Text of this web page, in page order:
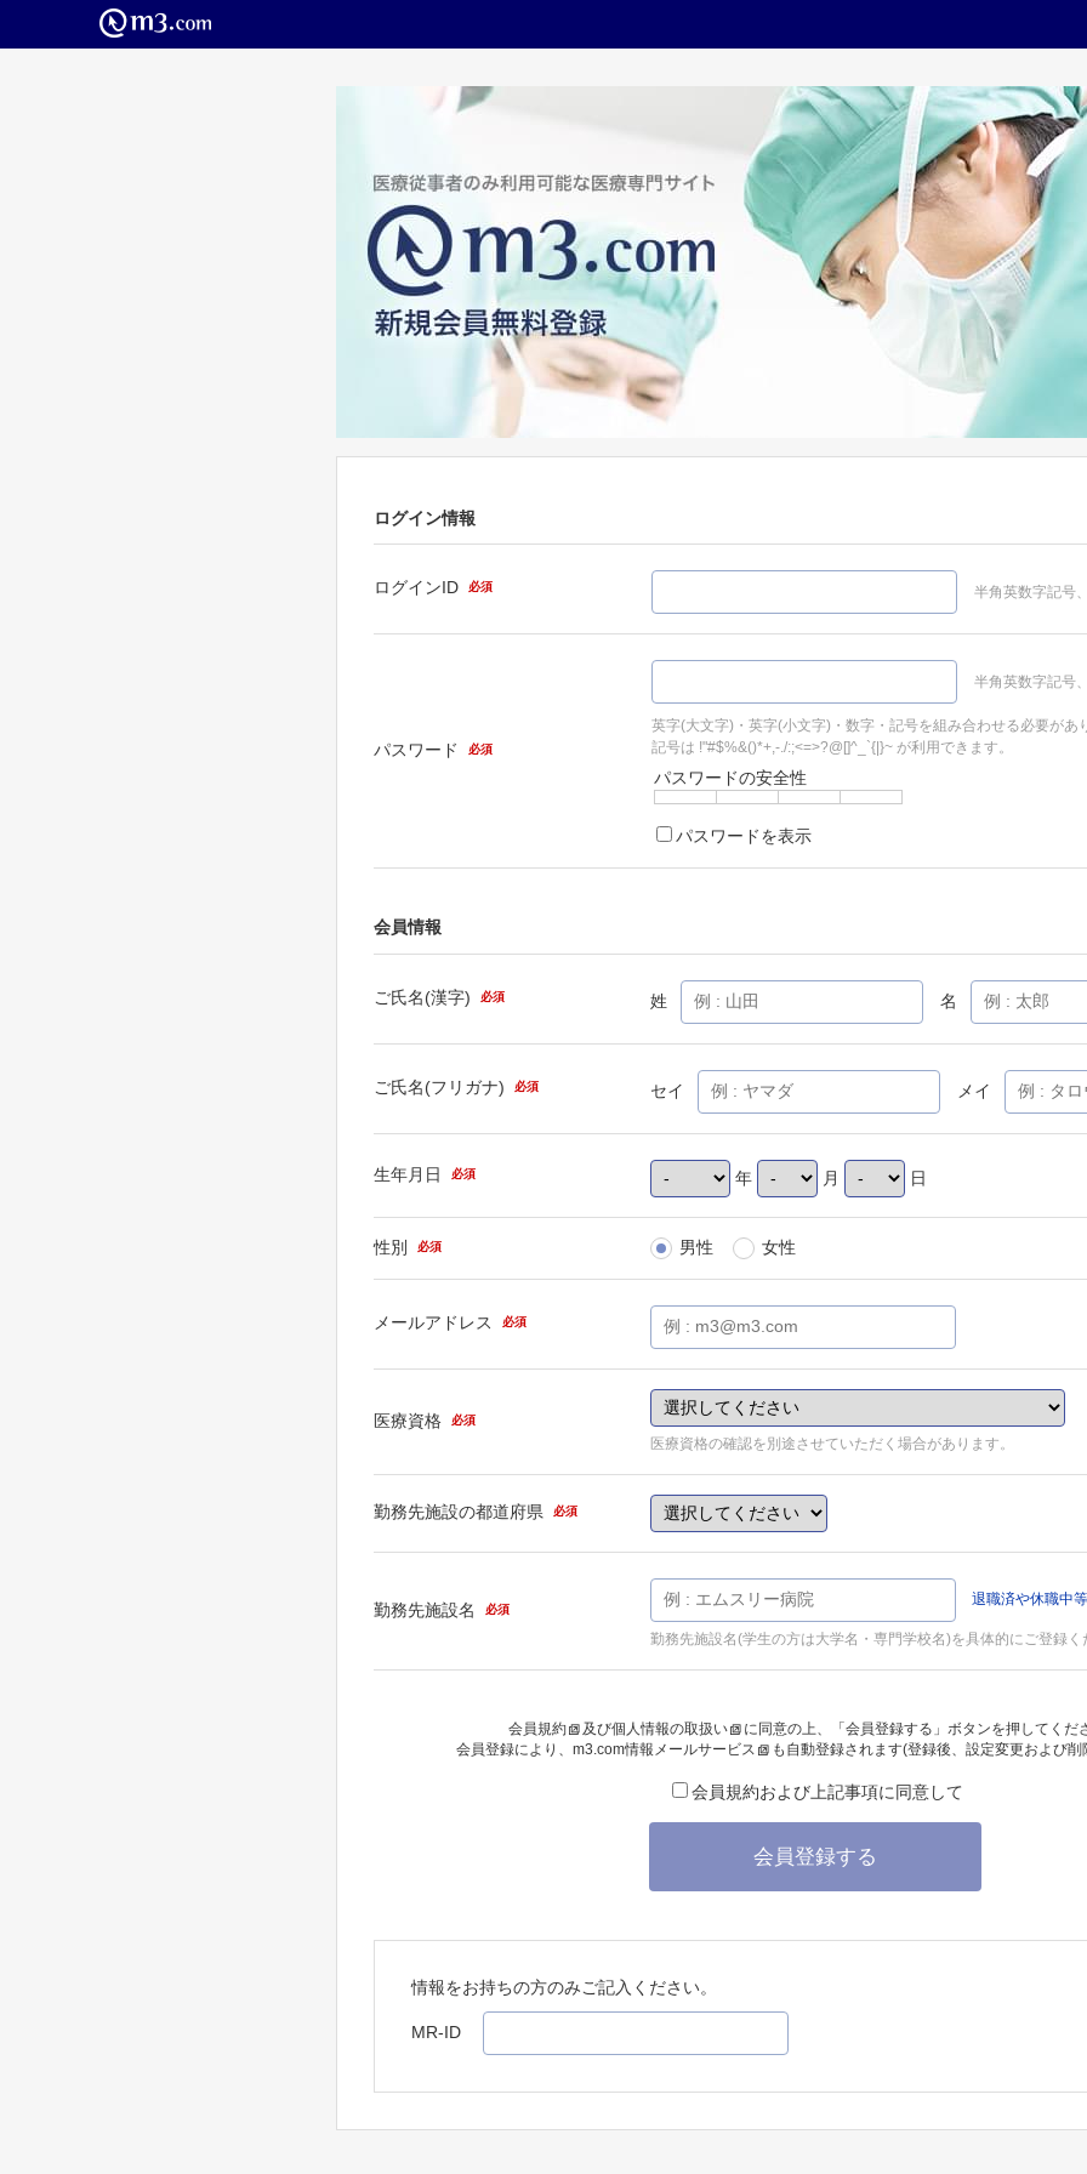
ログイン情報
ログインID 必須 半角英数字記号
パスワード 必須
半角英数字記号
英字(大文字)・英字(小文字)・数字・記号を組み合わせる必要があ
記号は !"#$%&()*+,-./:;<=>?@[]^_`{|}~ が利用できます。
パスワードの安全性
パスワードを表示
会員情報
ご氏名(漢字) 必須 姓 名
ご氏名(フリガナ) 必須 セイ メイ
生年月日 必須 年 月 日
性別 必須 男性 女性
メールアドレス 必須
医療資格 必須
医療資格の確認を別途させていただく場合があります。
勤務先施設の都道府県 必須
勤務先施設名 必須
退職済や休職中
勤務先施設名(学生の方は大学名・専門学校名)を具体的にご登録く
会員規約 及び個人情報の取扱い
に同意の上、「会員登録する」ボタンを押してくだ
会員登録により、 m3.com情報メールサービス も自動登録されます(登録後、設定変更および
会員規約および上記事項に同意して
会員登録する
情報をお持ちの方のみご記入ください。
MR-ID